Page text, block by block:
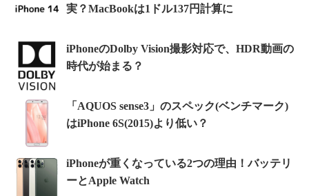
実？MacBookは1ドル137円計算に
iPhoneのDolby Vision撮影対応で、HDR動画の
時代が始まる？
「AQUOS sense3」のスペック(ベンチマーク)
はiPhone 6S(2015)より低い？
iPhoneが重くなっている2つの理由！バッテリ
ーとApple Watch